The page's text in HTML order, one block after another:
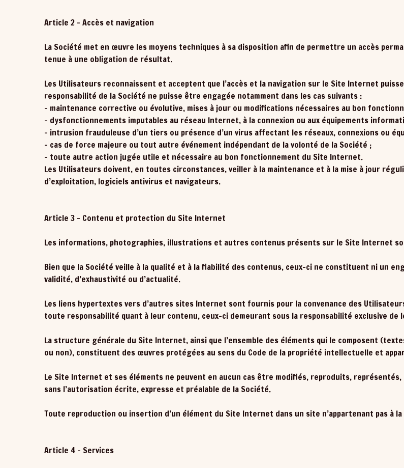
Article 2 – Accès et navigation
La Société met en œuvre les moyens techniques à sa disposition afin de permettre un accès
tenue à une obligation de résultat.
Les Utilisateurs reconnaissent et acceptent que l’accès et la navigation sur le Site Internet
responsabilité de la Société ne puisse être engagée notamment dans les cas suivants :
- maintenance corrective ou évolutive, mises à jour ou modifications nécessaires au bon
- dysfonctionnements imputables au réseau Internet, à la connexion ou aux équipements
- intrusion frauduleuse d’un tiers ou présence d’un virus affectant les réseaux, connexions ou
- cas de force majeure ou tout autre événement indépendant de la volonté de la Société ;
- toute autre action jugée utile et nécessaire au bon fonctionnement du Site Internet.
Les Utilisateurs doivent, en toutes circonstances, veiller à la maintenance et à la mise à jour
d’exploitation, logiciels antivirus et navigateurs.
Article 3 – Contenu et protection du Site Internet
Les informations, photographies, illustrations et autres contenus présents sur le Site Internet
Bien que la Société veille à la qualité et à la fiabilité des contenus, ceux-ci ne constituent ni un
validité, d’exhaustivité ou d’actualité.
Les liens hypertextes vers d’autres sites Internet sont fournis pour la convenance des
toute responsabilité quant à leur contenu, ceux-ci demeurant sous la responsabilité exclusive de
La structure générale du Site Internet, ainsi que l’ensemble des éléments qui le composent
ou non), constituent des œuvres protégées au sens du Code de la propriété intellectuelle et
Le Site Internet et ses éléments ne peuvent en aucun cas être modifiés, reproduits,
sans l’autorisation écrite, expresse et préalable de la Société.
Toute reproduction ou insertion d’un élément du Site Internet dans un site n’appartenant pas
Article 4 – Services